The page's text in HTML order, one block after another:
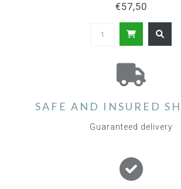
€57,50
SAFE AND INSURED
Guaranteed delivery